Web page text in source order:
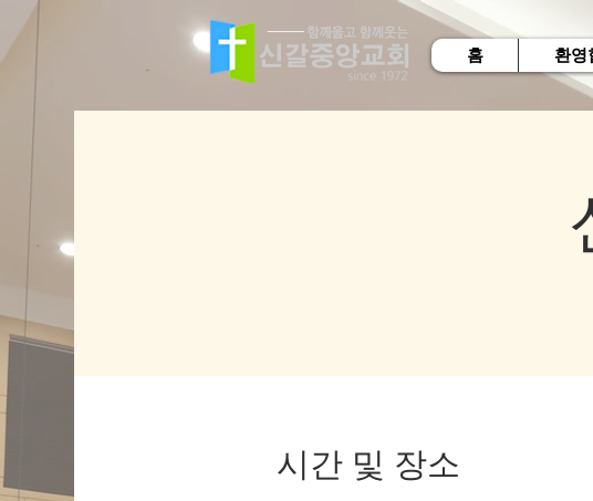
홈 환영
시간 및 장소